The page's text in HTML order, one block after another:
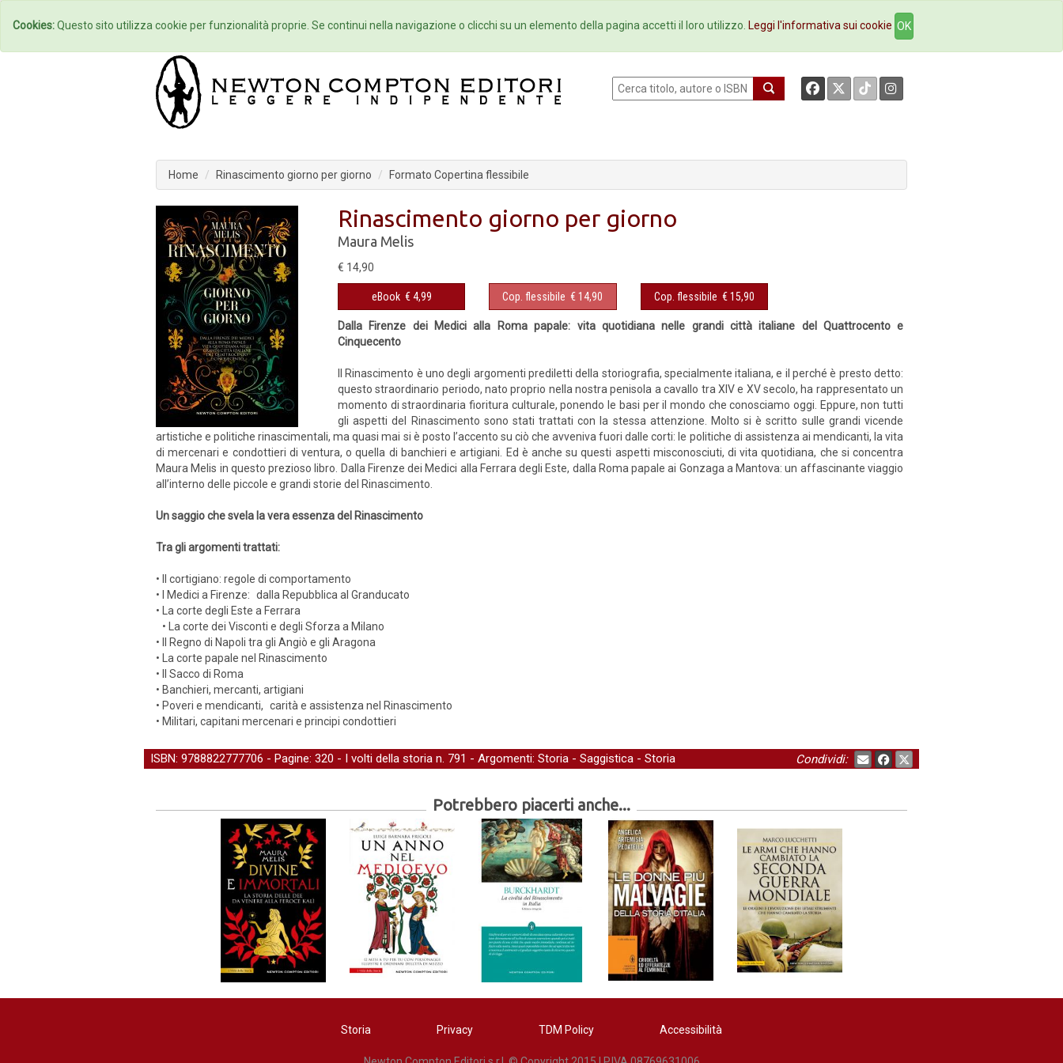
Home Autori Eventi Collane Newsletter Ebookstore Contatti
Home Rinascimento giorno per giorno Formato Copertina flessibile
Rinascimento giorno per giorno
Maura Melis
€ 14,90
eBook € 4,99 Cop. flessibile € 14,90 Cop. flessibile € 15,90
Dalla Firenze dei Medici alla Roma papale: vita quotidiana nelle grandi città italiane del Quattrocento e
Cinquecento
Il Rinascimento è uno degli argomenti prediletti della storiografia, specialmente italiana, e il perché è presto detto:
questo straordinario periodo, nato proprio nella nostra penisola a cavallo tra XIV e XV secolo, ha rappresentato un
momento di straordinaria fioritura culturale, ponendo le basi per il mondo che conosciamo oggi. Eppure, non tutti
gli aspetti del Rinascimento sono stati trattati con la stessa attenzione. Molto si è scritto sulle grandi vicende
artistiche e politiche rinascimentali, ma quasi mai si è posto l’accento su ciò che avveniva fuori dalle corti: le politiche di assistenza ai mendicanti, la vita
di mercenari e condottieri di ventura, o quella di banchieri e artigiani. Ed è anche su questi aspetti misconosciuti, di vita quotidiana, che si concentra
Maura Melis in questo prezioso libro. Dalla Firenze dei Medici alla Ferrara degli Este, dalla Roma papale ai Gonzaga a Mantova: un affascinante viaggio
all’interno delle piccole e grandi storie del Rinascimento.
Un saggio che svela la vera essenza del Rinascimento
Tra gli argomenti trattati:
• Il cortigiano: regole di comportamento
• I Medici a Firenze: dalla Repubblica al Granducato
• La corte degli Este a Ferrara
• La corte dei Visconti e degli Sforza a Milano
• Il Regno di Napoli tra gli Angiò e gli Aragona
• La corte papale nel Rinascimento
• Il Sacco di Roma
• Banchieri, mercanti, artigiani
• Poveri e mendicanti, carità e assistenza nel Rinascimento
• Militari, capitani mercenari e principi condottieri
ISBN: 9788822777706 - Pagine: 320 - I volti della storia n. 791 - Argomenti: Storia - Saggistica - Storia Condividi:
Potrebbero piacerti anche...
Storia Privacy TDM Policy Accessibilità
Cookies:Questo sito utilizza cookie per funzionalità proprie. Se continui nella navigazione o clicchi su un elemento della pagina accetti il loro utilizzo. Leggi l'informativa sui cookie OK